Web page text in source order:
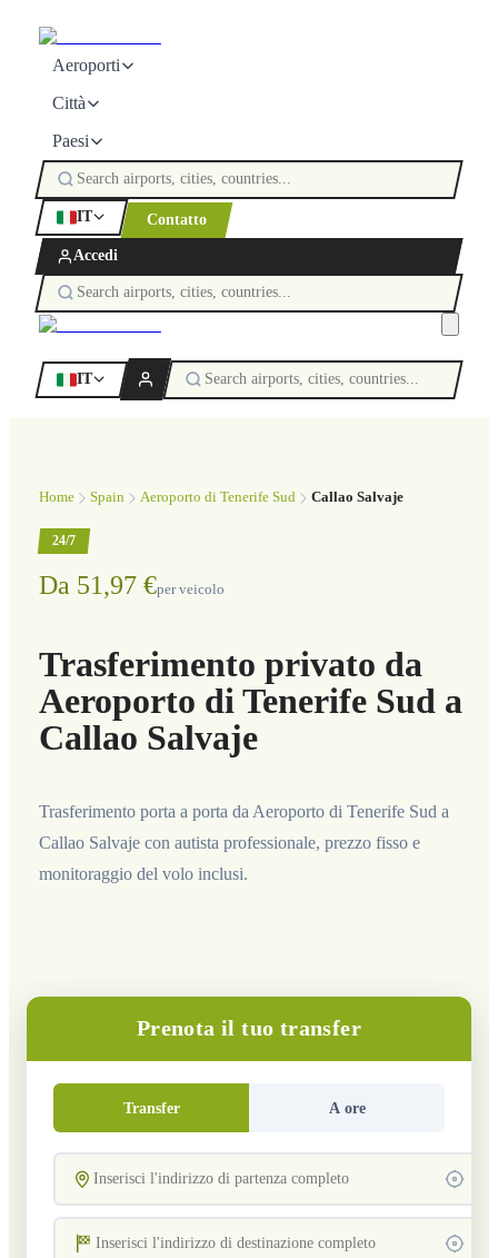
Aeroporti
Città
Paesi
IT Contatto
Accedi
IT
Home Spain Aeroporto di Tenerife Sud Callao Salvaje
24/7
Da 51,97 €per veicolo
Trasferimento privato da
Aeroporto di Tenerife Sud a
Callao Salvaje
Trasferimento porta a porta da Aeroporto di Tenerife Sud a
Callao Salvaje con autista professionale, prezzo fisso e
monitoraggio del volo inclusi.
Prenota il tuo transfer
Transfer A ore